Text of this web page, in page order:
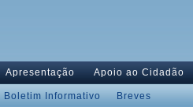
Apresentação Apoio ao Cidadão
Boletim Informativo Breves